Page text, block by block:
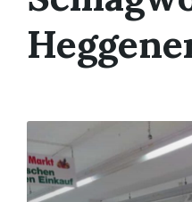
Mehr
erfahren